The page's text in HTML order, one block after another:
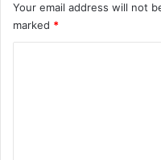
Your email address will not
marked *